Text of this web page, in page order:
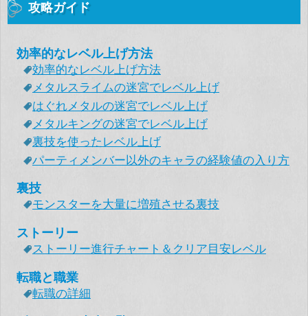
攻略ガイド
効率的なレベル上げ方法
効率的なレベル上げ方法
メタルスライムの迷宮でレベル上げ
はぐれメタルの迷宮でレベル上げ
メタルキングの迷宮でレベル上げ
裏技を使ったレベル上げ
パーティメンバー以外のキャラの経験値の入り方
裏技
モンスターを大量に増殖させる裏技
ストーリー
ストーリー進行チャート＆クリア目安レベル
転職と職業
転職の詳細